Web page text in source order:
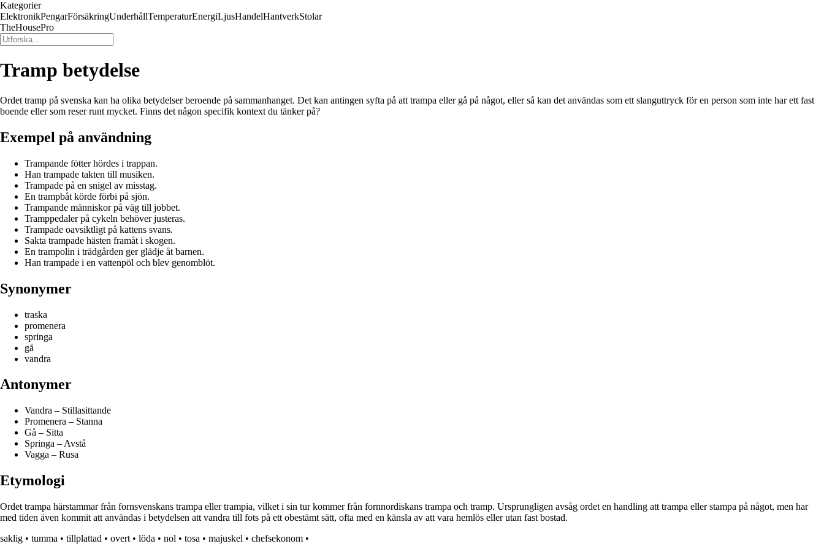
Kategorier
ElektronikPengarFörsäkringUnderhållTemperaturEnergiLjusHandelHantverkStolar
TheHousePro
Tramp betydelse
Ordet tramp på svenska kan ha olika betydelser beroende på sammanhanget. Det kan antingen syfta på att trampa eller gå på något, eller så kan det användas som ett slanguttryck för en person som inte har ett fast
boende eller som reser runt mycket. Finns det någon specifik kontext du tänker på?
Exempel på användning
Trampande fötter hördes i trappan.
Han trampade takten till musiken.
Trampade på en snigel av misstag.
En trampbåt körde förbi på sjön.
Trampande människor på väg till jobbet.
Tramppedaler på cykeln behöver justeras.
Trampade oavsiktligt på kattens svans.
Sakta trampade hästen framåt i skogen.
En trampolin i trädgården ger glädje åt barnen.
Han trampade i en vattenpöl och blev genomblöt.
Synonymer
traska
promenera
springa
gå
vandra
Antonymer
Vandra – Stillasittande
Promenera – Stanna
Gå – Sitta
Springa – Avstå
Vagga – Rusa
Etymologi
Ordet trampa härstammar från fornsvenskans trampa eller trampia, vilket i sin tur kommer från fornnordiskans trampa och tramp. Ursprungligen avsåg ordet en handling att trampa eller stampa på något, men har
med tiden även kommit att användas i betydelsen att vandra till fots på ett obestämt sätt, ofta med en känsla av att vara hemlös eller utan fast bostad.
saklig • tumma • tillplattad • overt • löda • nol • tosa • majuskel • chefsekonom •